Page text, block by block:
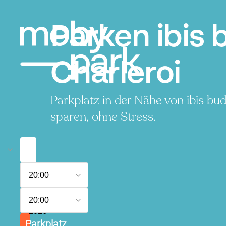
Parken ibis
Charleroi
Parkplatz in der Nähe von ibis
sparen, ohne Stress.
August
2026
20:00
August
2026
20:00